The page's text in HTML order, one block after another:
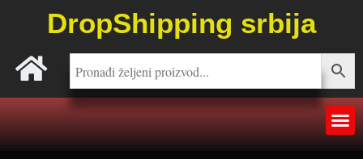
DropShipping srbija